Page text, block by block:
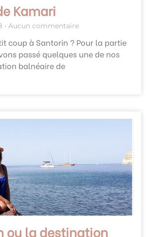
Kamari
Aucun commentaire
coup à Santorin ? Pour la partie
passé quelques une de nos
balnéaire de
ou la destination